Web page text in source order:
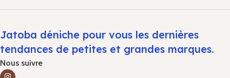
Jatoba déniche pour vous les dernières
tendances de petites et grandes marques.
Nous suivre